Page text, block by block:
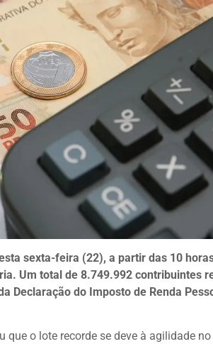
sexta-feira (22), a partir das 10
Um total de 8.749.992 contribuintes
Declaração do Imposto de Renda
que o lote recorde se deve à agilidade